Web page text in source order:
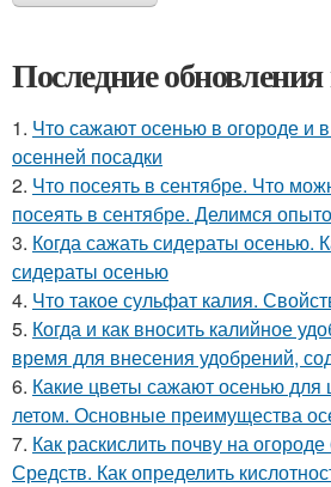
Последние обновления
1. Что сажают осенью в огороде и
осенней посадки
2. Что посеять в сентябре. Что
посеять в сентябре. Делимся
3. Когда сажать сидераты осенью.
сидераты осенью
4. Что такое сульфат калия.
5. Когда и как вносить калийное
время для внесения удобрений,
6. Какие цветы сажают осенью для
летом. Основные преимущества
7. Как раскислить почву на
Средств. Как определить